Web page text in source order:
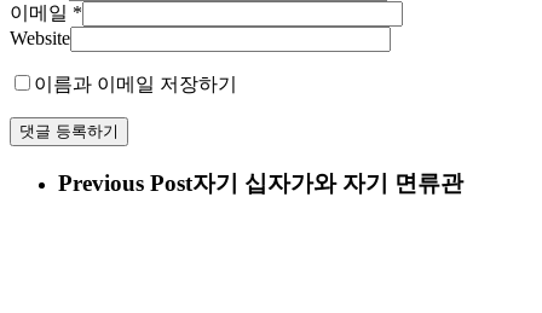
이메일 *
Website
이름과 이메일 저장하기
Previous Post자기 십자가와 자기 면류관